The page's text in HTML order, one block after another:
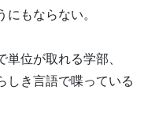
にもならない。
位が取れる学部、
しき言語で喋っている